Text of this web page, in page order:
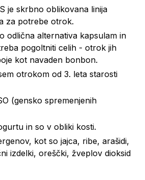
je skrbno oblikovana linija
za potrebe otrok.
odlična alternativa kapsulam in
pogoltniti celih - otrok jih
kot navaden bonbon.
otrokom od 3. leta starosti
(gensko spremenjenih
in so v obliki kosti.
kot so jajca, ribe, arašidi,
izdelki, oreščki, žveplov dioksid